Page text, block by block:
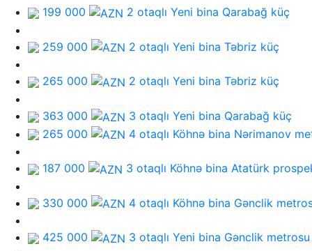
199 000 2 otaqlı Yeni bina Qarabağ küç
259 000 2 otaqlı Yeni bina Təbriz küç
265 000 2 otaqlı Yeni bina Təbriz küç
363 000 3 otaqlı Yeni bina Qarabağ küç
265 000
4 otaqlı Köhnə bina Nərimanov
187 000 3 otaqlı Köhnə bina Atatürk
330 000 4 otaqlı Köhnə bina Gənclik
425 000 3 otaqlı Yeni bina Gənclik metrosu